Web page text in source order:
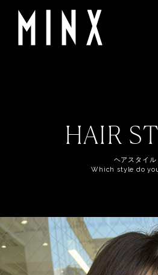
HAIR
ヘアスタイル
Which style do